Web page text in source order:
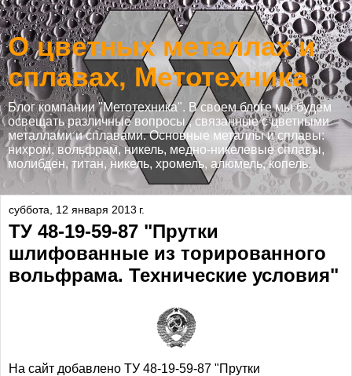
О цветных металлах и
сплавах, Метотехника
Блог компании "Метотехника". В своем блоге мы будем
освещать различные вопросы , связанные с цветными
металлами и сплавами. Основные металлы и сплавы:
нихром, вольфрам, никель, медно-никелевые сплавы,
молибден, титан, никель, хромель, алюмель, копель.
суббота, 12 января 2013 г.
ТУ 48-19-59-87 "Прутки
шлифованные из торированного
вольфрама. Технические условия"
На сайт добавлено ТУ 48-19-59-87 "Прутки